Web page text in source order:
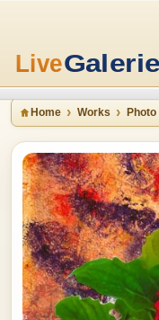
Home Works Photo